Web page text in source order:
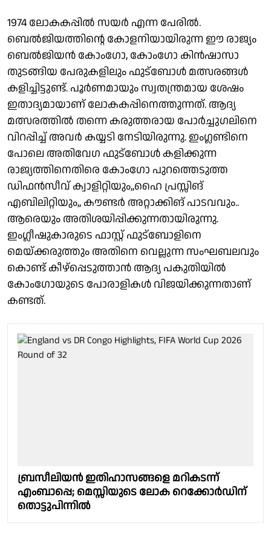
1974 ലോകകപ്പിൽ സയർ എന്ന പേരിൽ.
ബെൽജിയത്തിന്റെ കോളനിയായിരുന്ന ഈ രാജ്യം
ബെൽജിയൻ കോംഗോ, കോംഗോ കിൻഷാസാ
തുടങ്ങിയ പേരുകളിലും ഫുട്‌ബോൾ മത്സരങ്ങൾ
കളിച്ചിട്ടുണ്ട്. പൂർണമായും സ്വതന്ത്രമായ ശേഷം
ഇതാദ്യമായാണ് ലോകകപ്പിനെത്തുന്നത്. ആദ്യ
മത്സരത്തിൽ തന്നെ കരുത്തരായ പോർച്ചുഗലിനെ
വിറപ്പിച്ച് അവർ കയ്യടി നേടിയിരുന്നു. ഇംഗ്ലണ്ടിനെ
പോലെ അതിവേഗ ഫുട്ബോൾ കളിക്കുന്ന
രാജ്യത്തിനെതിരെ കോംഗോ പുറത്തെടുത്ത
ഡിഫൻസീവ് ക്വാളിറ്റിയും,,ഹൈ പ്രസ്സിങ്
എബിലിറ്റിയും,, കൗണ്ടർ അറ്റാക്കിങ് പാടവവും..
ആരെയും അതിശയിപ്പിക്കുന്നതായിരുന്നു.
ഇംഗ്ലീഷുകാരുടെ ഫാസ്റ്റ് ഫുട്ബോളിനെ
മെയ്ക്കരുത്തും അതിനെ വെല്ലുന്ന സംഘബലവും
കൊണ്ട് കീഴ്പ്പെടുത്താൻ ആദ്യ പകുതിയിൽ
കോംഗോയുടെ പോരാളികൾ വിജയിക്കുന്നതാണ്
കണ്ടത്.
ബ്രസീലിയൻ ഇതിഹാസങ്ങളെ മറികടന്ന്
എംബാപ്പെ; മെസ്സിയുടെ ലോക റെക്കോർഡിന്
തൊട്ടുപിന്നിൽ